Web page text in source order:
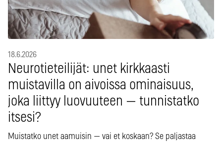
18.6.2026
Neurotieteilijät: unet kirkkaasti
muistavilla on aivoissa ominaisuus,
joka liittyy luovuuteen — tunnistatko
itsesi?
Muistatko unet aamuisin — vai et koskaan? Se paljastaa